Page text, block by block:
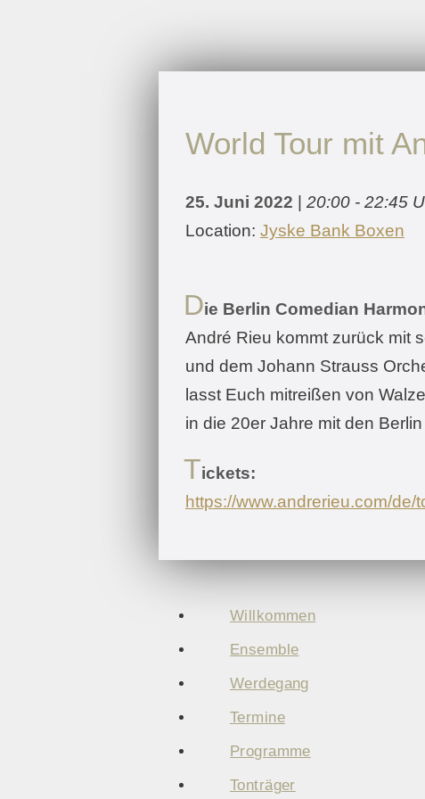
World Tour mit
25. Juni 2022
20:00 - 22:45
Location: Jyske Bank Boxen
Die Berlin Comedian
André Rieu kommt zurück mit
und dem Johann Strauss
lasst Euch mitreißen von
in die 20er Jahre mit den
Tickets:
https://www.andrerieu.com/de/
Willkommen
Ensemble
Werdegang
Termine
Programme
Tonträger